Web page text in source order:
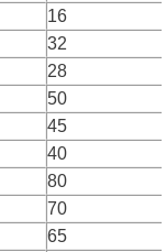
16
32
28
50
45
40
80
70
65